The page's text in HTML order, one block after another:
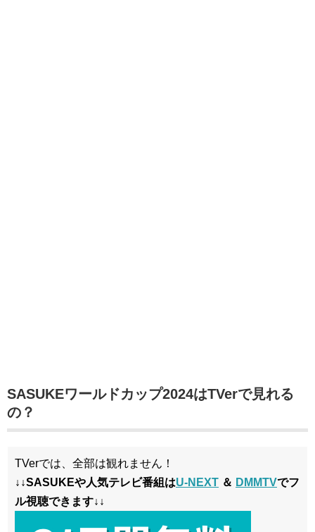
SASUKEワールドカップ2024はTVerで見れる
の？
TVerでは、全部は観れません！
↓↓SASUKEや人気テレビ番組はU-NEXT ＆ DMMTVでフ
ル視聴できます↓↓